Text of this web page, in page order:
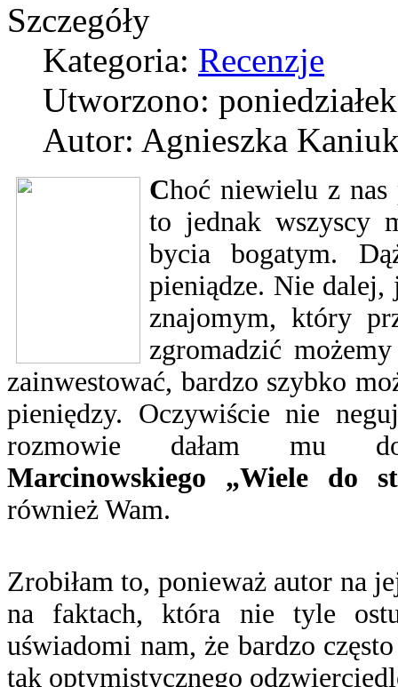
Szczegóły
Kategoria: Recenzje
Utworzono:
Autor: Agnieszka
Choć niewielu z nas
to jednak wszyscy
bycia bogatym.
pieniądze. Nie
znajomym, który
zgromadzić
zainwestować, bardzo szybko
pieniędzy. Oczywiście nie
rozmowie dałam mu
Marcinowskiego „Wiele do
również Wam.
Zrobiłam to, ponieważ autor na
na faktach, która nie tyle
uświadomi nam, że bardzo
tak optymistycznego